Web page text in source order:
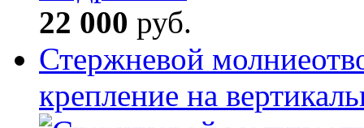
22 000 руб.
Стержневой
крепление на